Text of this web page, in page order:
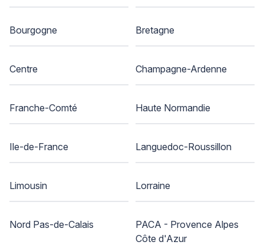
Bourgogne Bretagne
Centre Champagne-Ardenne
Franche-Comté Haute Normandie
Ile-de-France Languedoc-Roussillon
Limousin Lorraine
Nord Pas-de-Calais
PACA - Provence Alpes
Côte d'Azur